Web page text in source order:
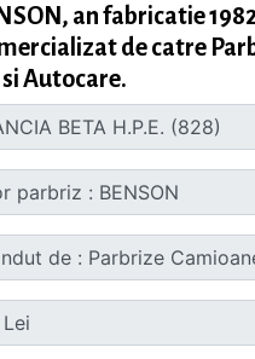
an fabricatie
de catre
Autocare.